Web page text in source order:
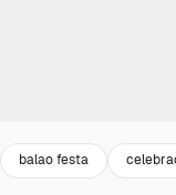
balao festa